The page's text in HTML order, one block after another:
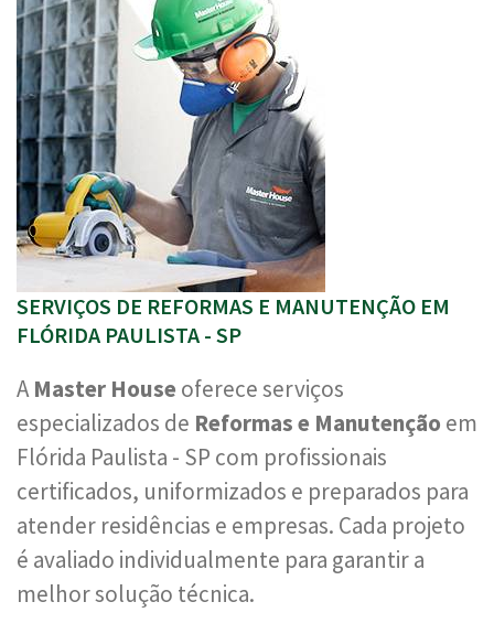
SERVIÇOS DE REFORMAS E MANUTENÇÃO EM
FLÓRIDA PAULISTA - SP
AMaster House oferece serviços
especializados de Reformas e Manutenção em
Flórida Paulista - SP com profissionais
certificados, uniformizados e preparados para
atender residências e empresas. Cada projeto
é avaliado individualmente para garantir a
melhor solução técnica.